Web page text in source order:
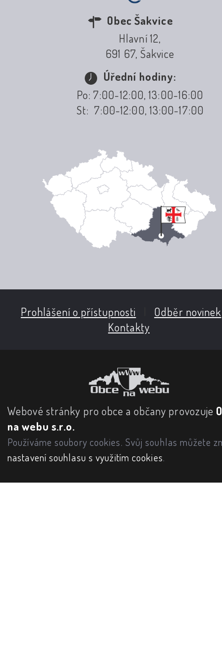
Obec Šakvice
Hlavní 12,
691 67, Šakvice
Úřední hodiny:
Po: 7:00-12:00, 13:00-16:00
St: 7:00-12:00, 13:00-17:00
Prohlášení o přístupnosti Odběr novinek
Kontakty
Webové stránky pro obce a občany provozuje
na webu s.r.o.
Používáme soubory cookies. Svůj souhlas můžete
nastavení souhlasu s využitím cookies.